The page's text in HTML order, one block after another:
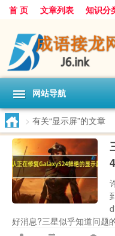
首 页 文章列表 知识分
网站导航
> 有关“显示屏”的文章
好消息?三星似乎知道问题